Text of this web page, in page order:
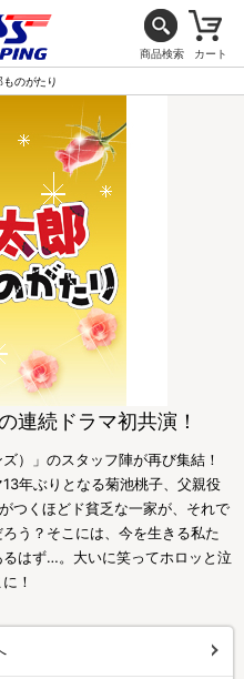
商品検索 カート
のがたり
連続ドラマ初共演！
）」のスタッフ陣が再び集結！
年ぶりとなる菊池桃子、父親役
つくほどド貧乏な一家が、それで
う？そこには、今を生きる私た
はず…。大いに笑ってホロッと泣
！